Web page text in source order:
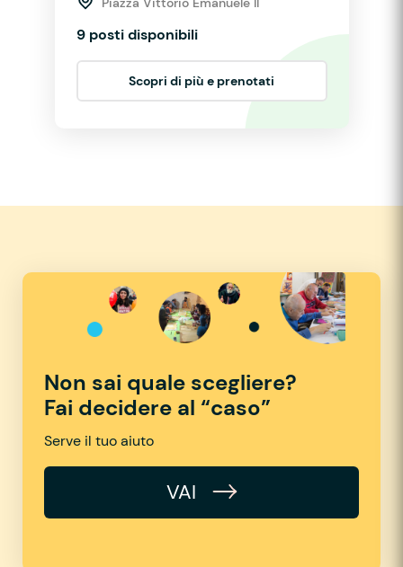
9 posti disponibili
Scopri di più e prenotati
Non sai quale scegliere?
Fai decidere al “caso”
Serve il tuo aiuto
VAI